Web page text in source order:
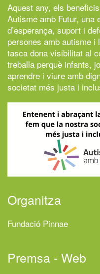
Aquest any, els
Autisme amb Futur, una
d’esperança, suport i
persones amb autisme
tasca dona visibilitat al
treballa perquè infants,
aprendre i viure amb
societat més justa i
Organitza
Fundació Pinnae
Premsa - Web